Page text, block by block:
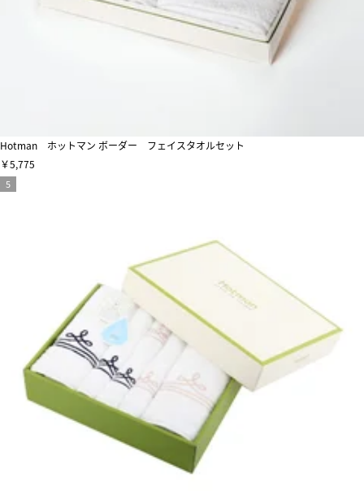
Hotman ホットマン ボーダー フェイスタオルセット
￥5,775